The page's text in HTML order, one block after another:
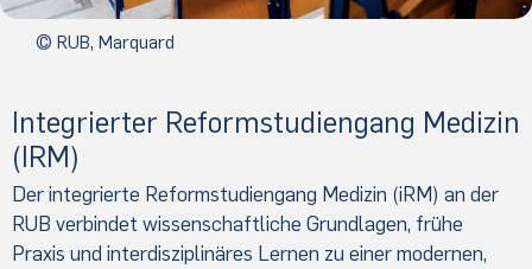
© RUB, Marquard
Integrierter Reformstudiengang Medizin
(IRM)
Der integrierte Reformstudiengang Medizin (iRM) an der
RUB verbindet wissenschaftliche Grundlagen, frühe
Praxis und interdisziplinäres Lernen zu einer modernen,